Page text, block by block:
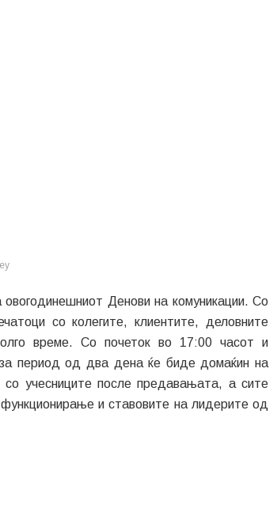
овогодинешниот Денови на комуникации. Со
со колегите, клиентите, деловните
време. Со почеток во 17:00 часот и
период од два дена ќе биде домаќин на
со учесниците после предавањата, а сите
и ставовите на лидерите од